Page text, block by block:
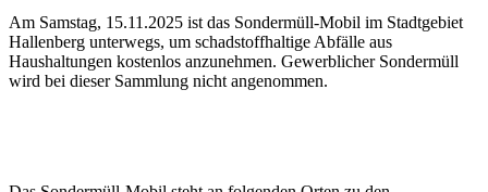
Am Samstag, 15.11.2025 ist das Sondermüll-Mobil im Stadtgebiet
Hallenberg unterwegs, um schadstoffhaltige Abfälle aus
Haushaltungen kostenlos anzunehmen. Gewerblicher Sondermüll
wird bei dieser Sammlung nicht angenommen.